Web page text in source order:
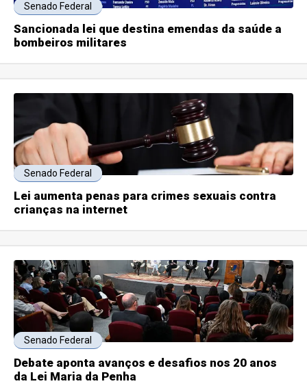
Senado Federal
Sancionada lei que destina emendas da saúde a
bombeiros militares
Senado Federal
Lei aumenta penas para crimes sexuais contra
crianças na internet
Senado Federal
Debate aponta avanços e desafios nos 20 anos
da Lei Maria da Penha